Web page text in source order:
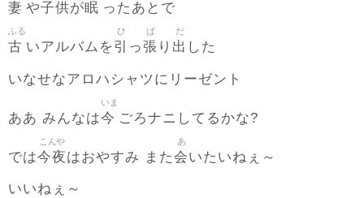
妻 や子供が眠 ったあとで
古
ふる
いアルバムを引
ひ
っ張
ぱ
り 出
だ
した
いなせなアロハシャツにリーゼント
ああ みんなは今
いま
ごろナニしてるかな?
では今夜
こんや
はおやすみ また会
あ
いたいねぇ～
いいねぇ～